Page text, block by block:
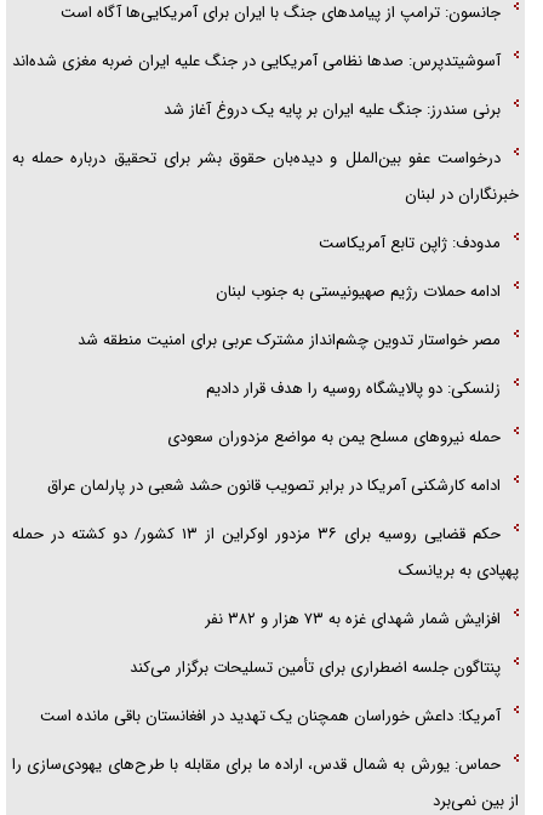
جانسون: ترامپ از پیامد‌های جنگ با ایران برای آمریکایی‌ها آگاه است
آسوشیتدپرس: صد‌ها نظامی آمریکایی در جنگ علیه ایران ضربه مغزی شده‌اند
برنی سندرز: جنگ علیه ایران بر پایه یک دروغ آغاز شد
درخواست عفو بین‌الملل و دیده‌بان حقوق بشر برای تحقیق درباره حمله به
خبرنگاران در لبنان
مدودف: ژاپن تابع آمریکاست
ادامه حملات رژیم صهیونیستی به جنوب لبنان
مصر خواستار تدوین چشم‌انداز مشترک عربی برای امنیت منطقه شد
زلنسکی: دو پالایشگاه روسیه را هدف قرار دادیم
حمله نیرو‌های مسلح یمن به مواضع مزدوران سعودی
ادامه کارشکنی آمریکا در برابر تصویب قانون حشد شعبی در پارلمان عراق
حکم قضایی روسیه برای ۳۶ مزدور اوکراین از ۱۳ کشور/ دو کشته در حمله
پهپادی به بریانسک
افزایش شمار شهدای غزه به ۷۳ هزار و ۳۸۲ نفر
پنتاگون جلسه اضطراری برای تأمین تسلیحات برگزار می‌کند
آمریکا: داعش خوراسان همچنان یک تهدید در افغانستان باقی مانده است
حماس: یورش به شمال قدس، اراده ما برای مقابله با طرح‌های یهودی‌سازی را
از بین نمی‌برد